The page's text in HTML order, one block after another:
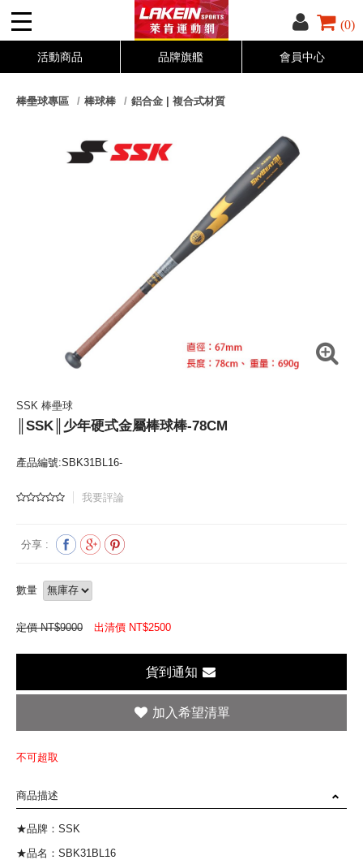
(0)
活動商品 品牌旗艦 會員中心
棒壘球專區 棒球棒 鋁合金 | 複合式材質
SSK 棒壘球
║SSK║少年硬式金屬棒球棒-78CM
產品編號:SBK31BL16-
我要評論
分享 :
數量
定價 NT$9000 出清價 NT$2500
貨到通知
不可超取
商品描述
★品牌：SSK
★品名：SBK31BL16